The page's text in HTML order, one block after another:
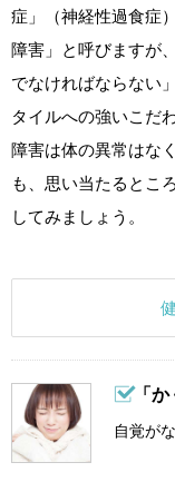
症」（神経性過食症
障害」と呼びますが
でなければならない
タイルへの強いこだ
障害は体の異常はな
も、思い当たるとこ
してみましょう。
「か
自覚が